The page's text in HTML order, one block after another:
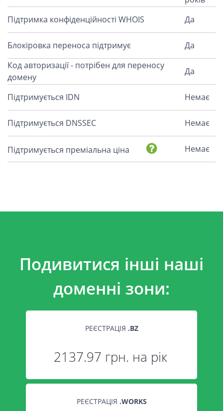
Підтримка конфіденційності WHOIS
Да
Блокіровка переноса підтримує
Да
Код авторизації - потрібен для переносу
домену
Да
Підтримується IDN Немає
Підтримується DNSSEC Немає
Підтримується преміальна ціна Немає
Подивитися інші наші
доменні зони:
РЕЄСТРАЦІЯ .BZ
2137.97 грн. на рік
РЕЄСТРАЦІЯ .WORKS